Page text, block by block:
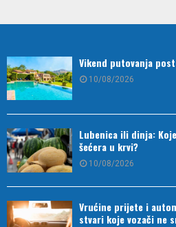
Vikend putovanja
10/08/2026
Lubenica ili dinja:
šećera u krvi?
10/08/2026
Vrućine prijete i
stvari koje vozači ne